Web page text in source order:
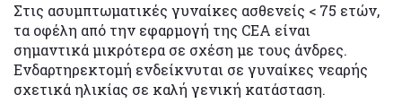
Στις ασυμπτωματικές γυναίκες ασθενείς < 75 ετών,
τα οφέλη από την εφαρμογή της CEA είναι
σημαντικά μικρότερα σε σχέση με τους άνδρες.
Ενδαρτηρεκτομή ενδείκνυται σε γυναίκες νεαρής
σχετικά ηλικίας σε καλή γενική κατάσταση.